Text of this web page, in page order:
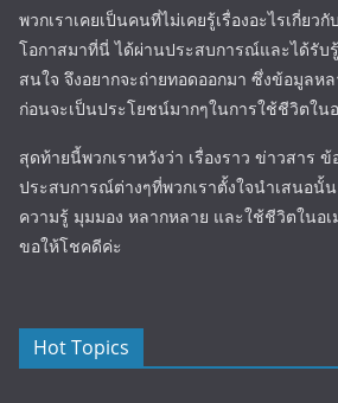
พวกเราเคยเป็นคนที่ไม่เคยรู้เรื่องอะไรเกี่ยว
โอกาสมาที่นี่ ได้ผ่านประสบการณ์และได้รับ
สนใจ จึงอยากจะถ่ายทอดออกมา ซึ่งข้อมูลหล
ก่อนจะเป็นประโยชน์มากๆในการใช้ชีวิตใน
สุดท้ายนี้พวกเราหวังว่า เรื่องราว ข่าวสาร
ประสบการณ์ต่างๆที่พวกเราตั้งใจนำเสนอนั้
ความรู้ มุมมอง หลากหลาย และใช้ชีวิตในอ
ขอให้โชคดีค่ะ
Hot Topics